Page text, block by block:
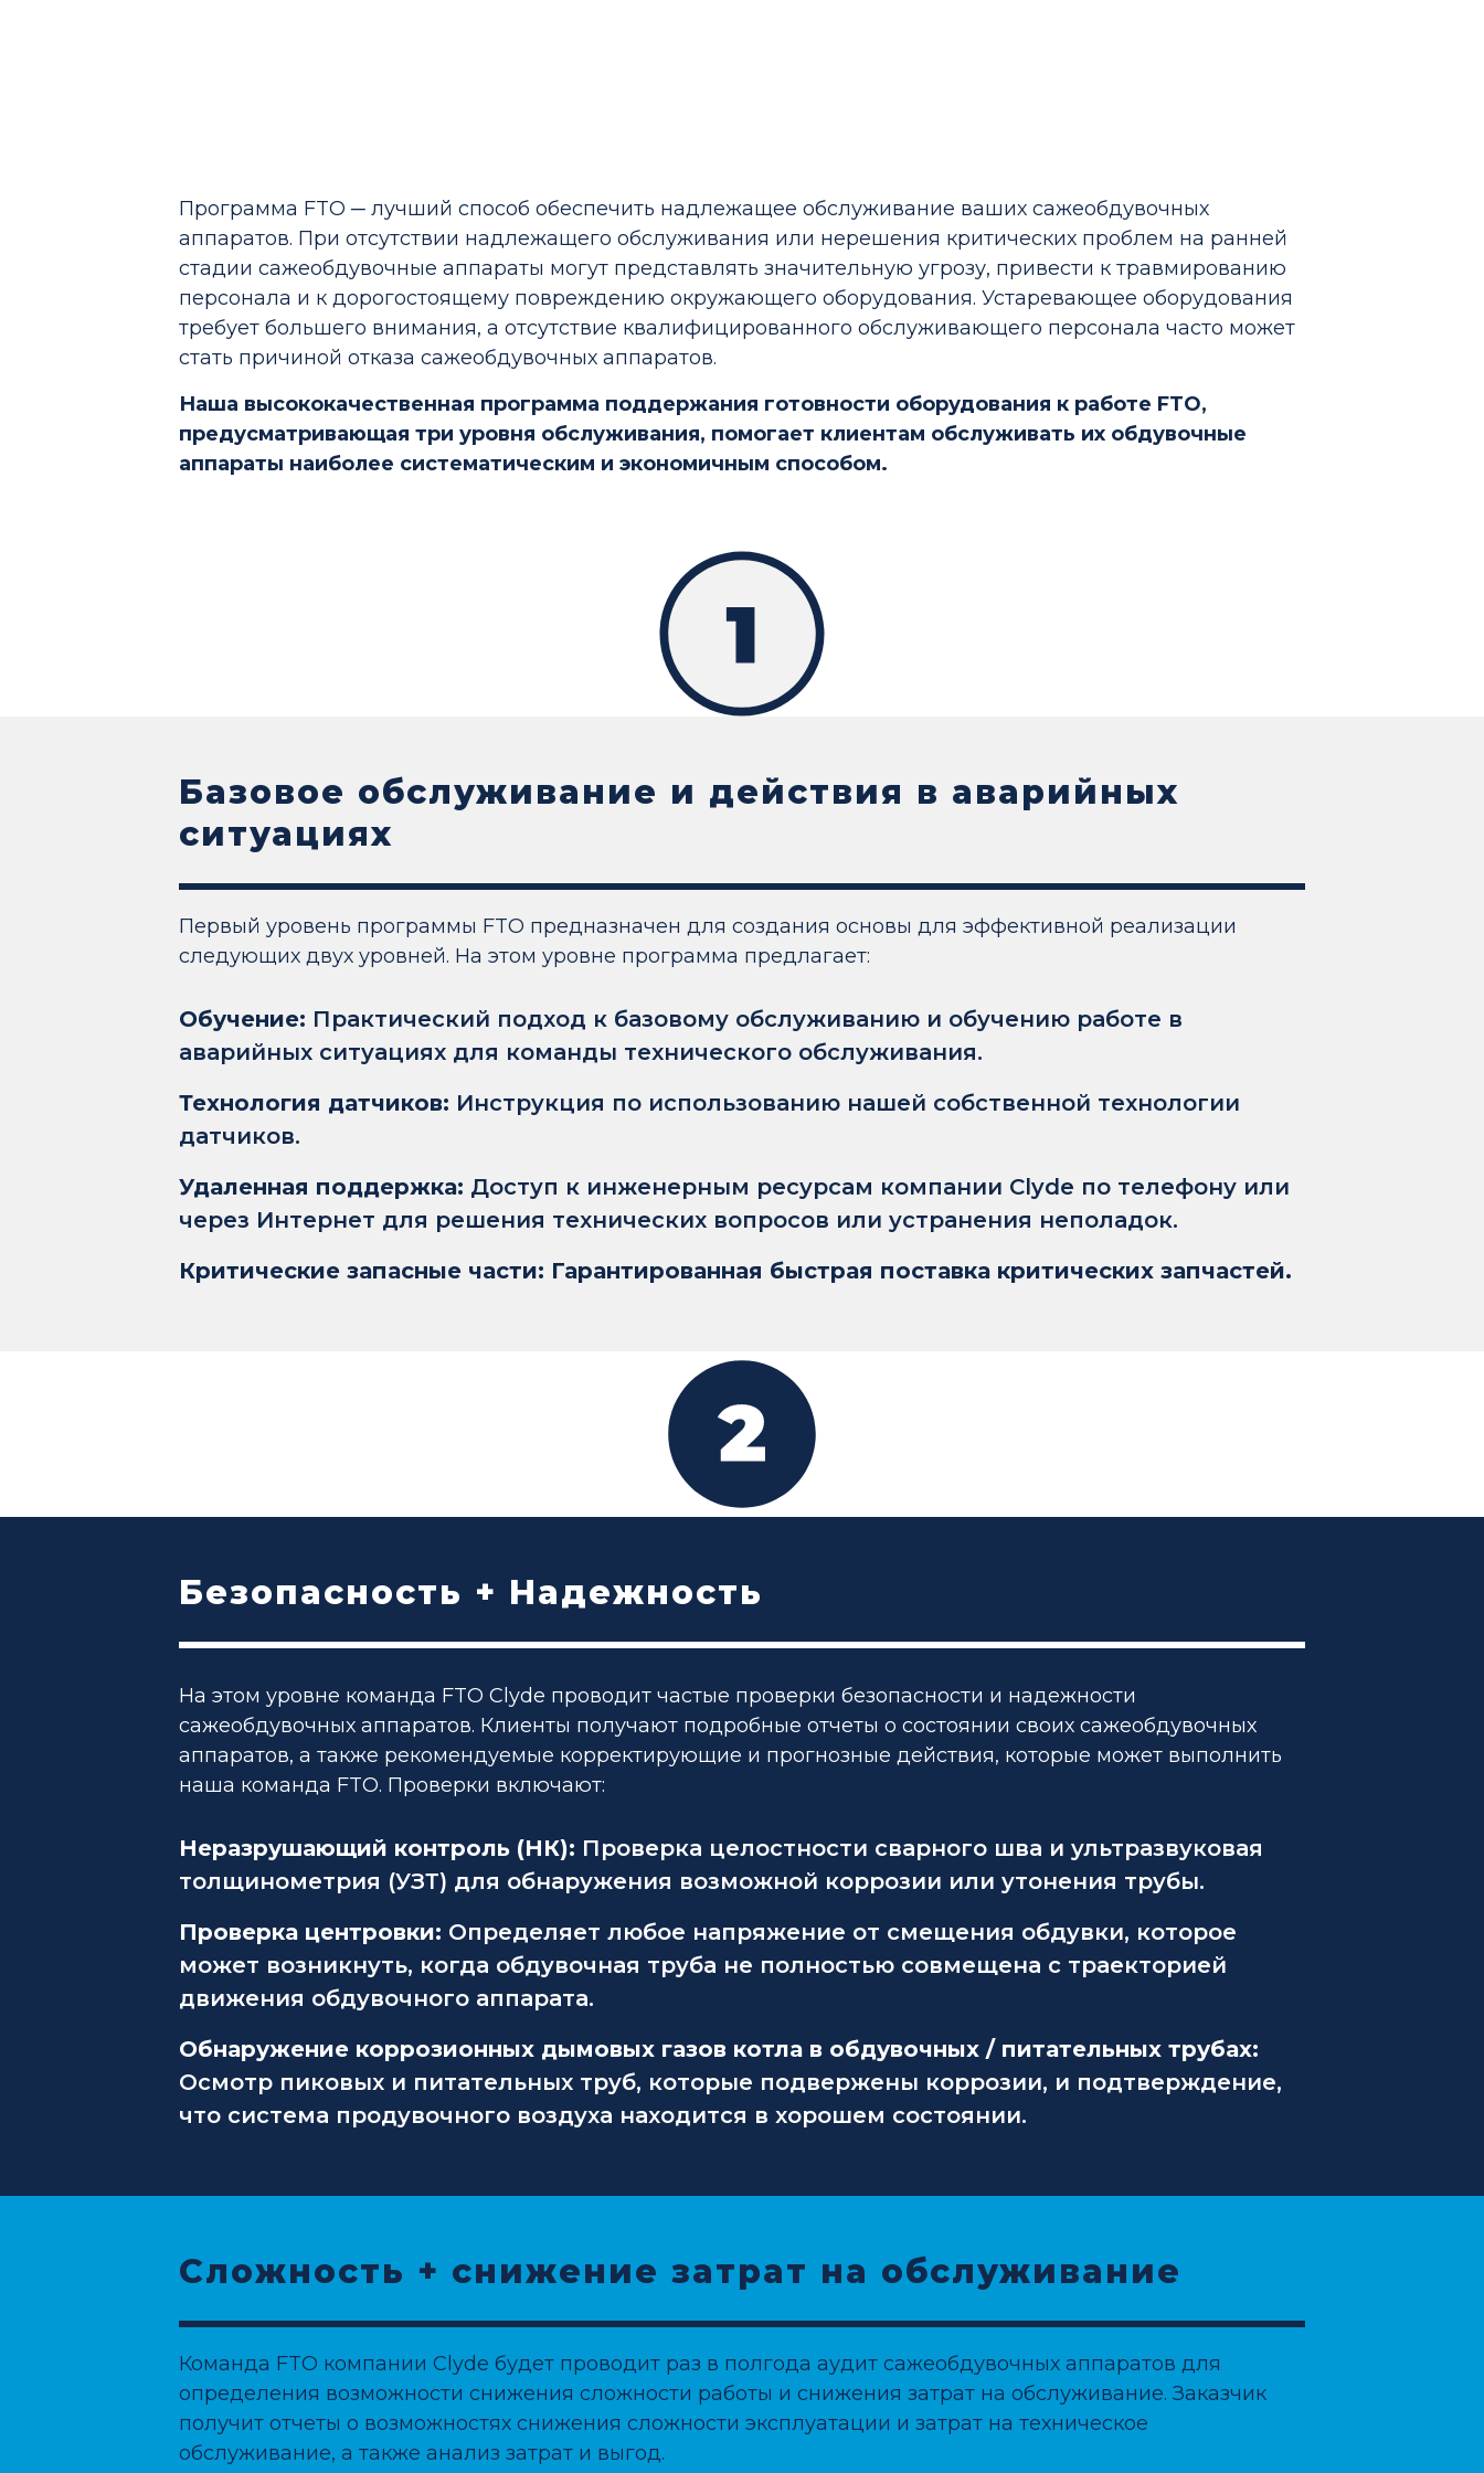
Программа FTO ─ лучший способ обеспечить надлежащее обслуживание ваших сажеобдувочных
аппаратов. При отсутствии надлежащего обслуживания или нерешения критических проблем на ранней
стадии сажеобдувочные аппараты могут представлять значительную угрозу, привести к травмированию
персонала и к дорогостоящему повреждению окружающего оборудования. Устаревающее оборудования
требует большего внимания, а отсутствие квалифицированного обслуживающего персонала часто может
стать причиной отказа сажеобдувочных аппаратов.
Наша высококачественная программа поддержания готовности оборудования к работе FTO,
предусматривающая три уровня обслуживания, помогает клиентам обслуживать их обдувочные
аппараты наиболее систематическим и экономичным способом.
Базовое обслуживание и действия в аварийных
ситуациях
Первый уровень программы FTO предназначен для создания основы для эффективной реализации
следующих двух уровней. На этом уровне программа предлагает:
Обучение: Практический подход к базовому обслуживанию и обучению работе в
аварийных ситуациях для команды технического обслуживания.
Технология датчиков: Инструкция по использованию нашей собственной технологии
датчиков.
Удаленная поддержка: Доступ к инженерным ресурсам компании Clyde по телефону или
через Интернет для решения технических вопросов или устранения неполадок.
Критические запасные части: Гарантированная быстрая поставка критических запчастей.
Безопасность + Надежность
На этом уровне команда FTO Clyde проводит частые проверки безопасности и надежности
сажеобдувочных аппаратов. Клиенты получают подробные отчеты о состоянии своих сажеобдувочных
аппаратов, а также рекомендуемые корректирующие и прогнозные действия, которые может выполнить
наша команда FTO. Проверки включают:
Неразрушающий контроль (НК): Проверка целостности сварного шва и ультразвуковая
толщинометрия (УЗТ) для обнаружения возможной коррозии или утонения трубы.
Проверка центровки: Определяет любое напряжение от смещения обдувки, которое
может возникнуть, когда обдувочная труба не полностью совмещена с траекторией
движения обдувочного аппарата.
Обнаружение коррозионных дымовых газов котла в обдувочных / питательных трубах:
Осмотр пиковых и питательных труб, которые подвержены коррозии, и подтверждение,
что система продувочного воздуха находится в хорошем состоянии.
Сложность + снижение затрат на обслуживание
Команда FTO компании Clyde будет проводит раз в полгода аудит сажеобдувочных аппаратов для
определения возможности снижения сложности работы и снижения затрат на обслуживание. Заказчик
получит отчеты о возможностях снижения сложности эксплуатации и затрат на техническое
обслуживание, а также анализ затрат и выгод.